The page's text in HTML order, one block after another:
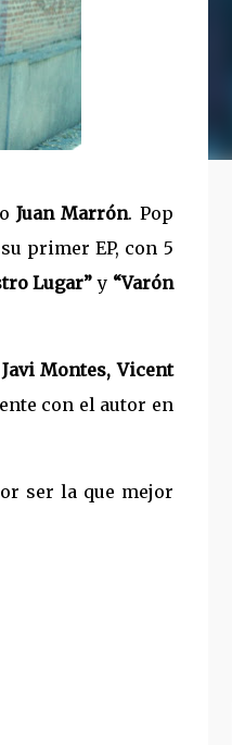
Juan Marrón. Pop
primer EP, con 5
Lugar” y “Varón
Javi Montes, Vicent
con el autor en
ser la que mejor